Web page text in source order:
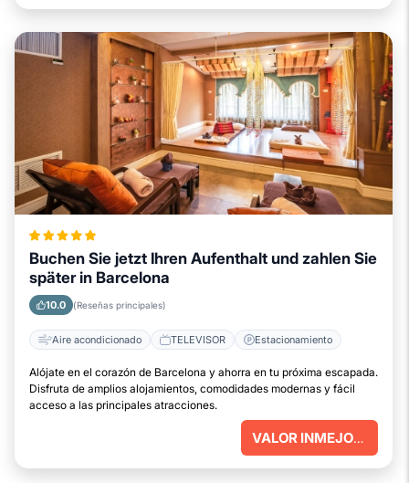
Buchen Sie jetzt Ihren Aufenthalt und zahlen Sie
später in Barcelona
10.0 (Reseñas principales)
Aire acondicionado TELEVISOR Estacionamiento
Alójate en el corazón de Barcelona y ahorra en tu próxima escapada.
Disfruta de amplios alojamientos, comodidades modernas y fácil
acceso a las principales atracciones.
VALOR INMEJORABLE